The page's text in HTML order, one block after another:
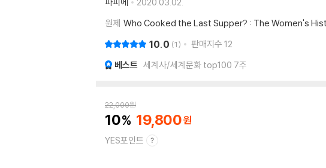
원제 Who Cooked the Last Supper? : The Women's
10.0 1 판매지수 12
베스트 세계사/세계문화 top100 7주
22,000원
10 19,800
YES포인트